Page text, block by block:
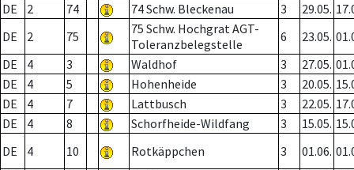
DE
2 74 74 Schw. Bleckenau 3 29.05.
DE
2 75
75 Schw. Hochgrat AGT-
Toleranzbelegstelle
6 23.05.
DE
4 3 Waldhof 3 27.05.
DE
4 5 Hohenheide 3 20.05.
DE
4 7 Lattbusch 3 22.05.
DE
4 8 Schorfheide-Wildfang 3 15.05.
DE
4 10 Rotkäppchen 3 01.06.